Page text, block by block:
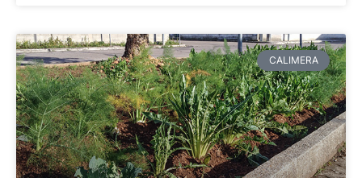
CALIMERA